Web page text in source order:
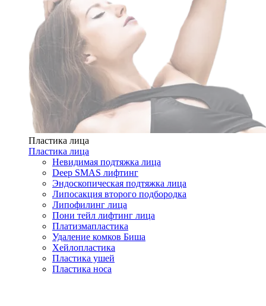
Пластика лица
Пластика лица
Невидимая подтяжка лица
Deep SMAS лифтинг
Эндоскопическая подтяжка лица
Липосакция второго подбородка
Липофилинг лица
Пони тейл лифтинг лица
Платизмапластика
Удаление комков Биша
Хейлопластика
Пластика ушей
Пластика носа